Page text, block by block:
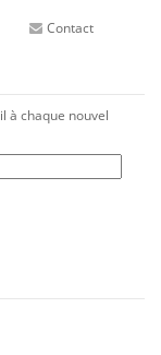
Contact
à chaque nouvel